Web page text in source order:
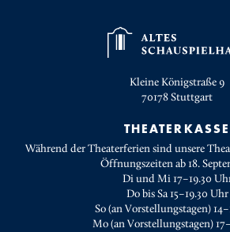
Kleine Königstraße 9
70178Stuttgart
THEATERKASSE
Während der Theaterferien sind unsere
Öffnungszeiten ab 18.
Di und Mi 17–19.30
Do bis Sa 15–19.30 Uhr
So (an Vorstellungstagen)
Mo (an Vorstellungstagen)